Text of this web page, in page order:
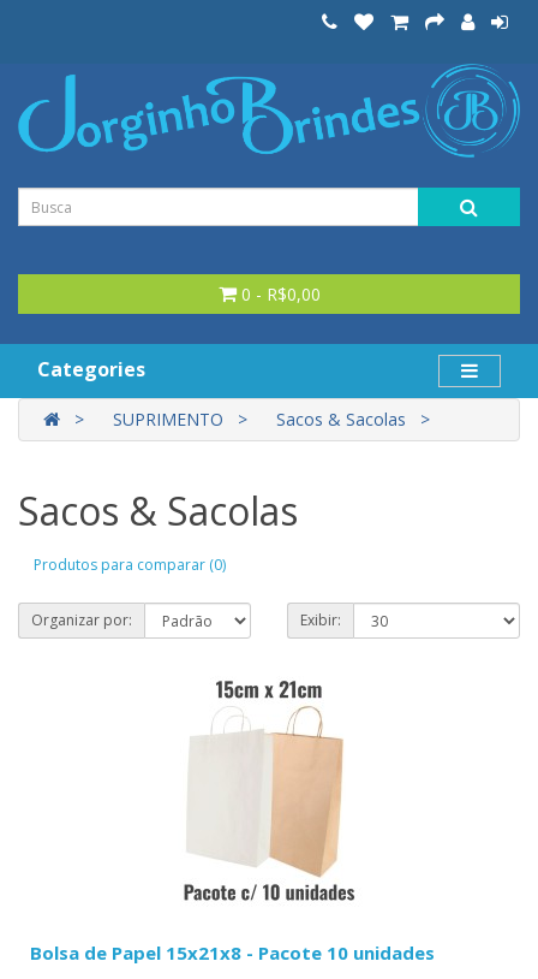
0 - R$0,00
Categories
SUPRIMENTO Sacos & Sacolas
Sacos & Sacolas
Produtos para comparar (0)
Organizar por: Exibir:
Bolsa de Papel 15x21x8 - Pacote 10 unidades